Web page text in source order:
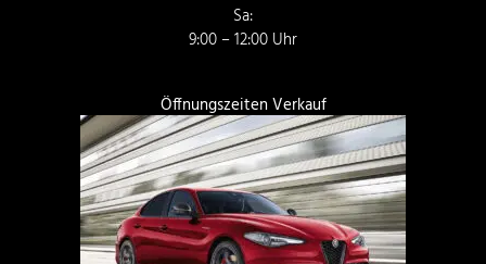
Sa:
9:00 – 12:00 Uhr
Öffnungszeiten Verkauf